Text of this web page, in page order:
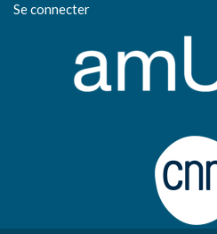
Se connecter